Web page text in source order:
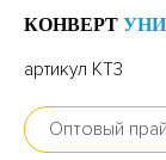
КОНВЕРТ
артикул КТ3
Оптовый